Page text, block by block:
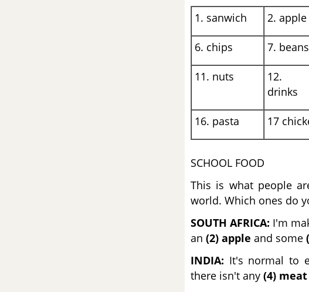
1. sanwich
2. apple
6. chips 7. beans
11. nuts
12.
drinks
16. pasta 17
SCHOOL FOOD
This is what people
world. Which ones do
SOUTH AFRICA: I'm
an (2) apple and some
INDIA: It's normal to
there isn't any (4) meat